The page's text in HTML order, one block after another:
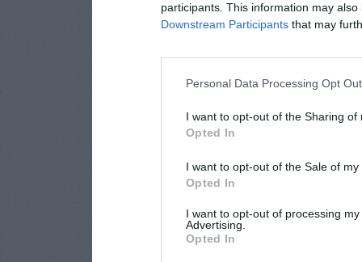
participants. This information may
Downstream Participants that may
Personal Data Processing Opt
I want to opt-out of the Sharing of
Opted In
I want to opt-out of the Sale of
Opted In
I want to opt-out of processing
Advertising.
Opted In